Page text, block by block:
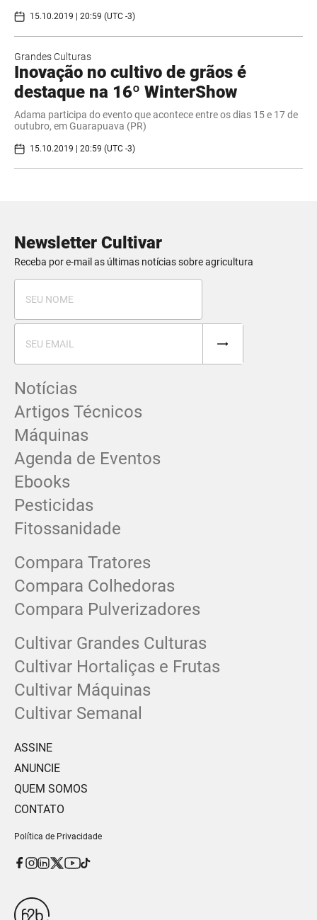
15.10.2019 | 20:59 (UTC -3)
Grandes Culturas
Inovação no cultivo de grãos é
destaque na 16º WinterShow
Adama participa do evento que acontece entre os dias 15 e 17 de
outubro, em Guarapuava (PR)
15.10.2019 | 20:59 (UTC -3)
Newsletter Cultivar
Receba por e-mail as últimas notícias sobre agricultura
Notícias
Artigos Técnicos
Máquinas
Agenda de Eventos
Ebooks
Pesticidas
Fitossanidade
Compara Tratores
Compara Colhedoras
Compara Pulverizadores
Cultivar Grandes Culturas
Cultivar Hortaliças e Frutas
Cultivar Máquinas
Cultivar Semanal
ASSINE
ANUNCIE
QUEM SOMOS
CONTATO
Política de Privacidade